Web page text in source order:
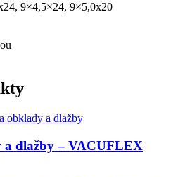
9×4,5×24, 9×5,0x20
a dlažby – VACUFLEX